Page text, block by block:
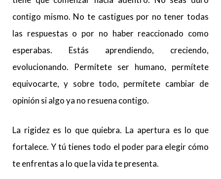
contigo mismo. No te castigues por no tener todas
las respuestas o por no haber reaccionado como
esperabas. Estás aprendiendo, creciendo,
evolucionando. Permítete ser humano, permítete
equivocarte, y sobre todo, permítete cambiar de
opinión si algo ya no resuena contigo.
La rigidez es lo que quiebra. La apertura es lo que
fortalece. Y tú tienes todo el poder para elegir cómo
te enfrentas a lo que la vida te presenta.